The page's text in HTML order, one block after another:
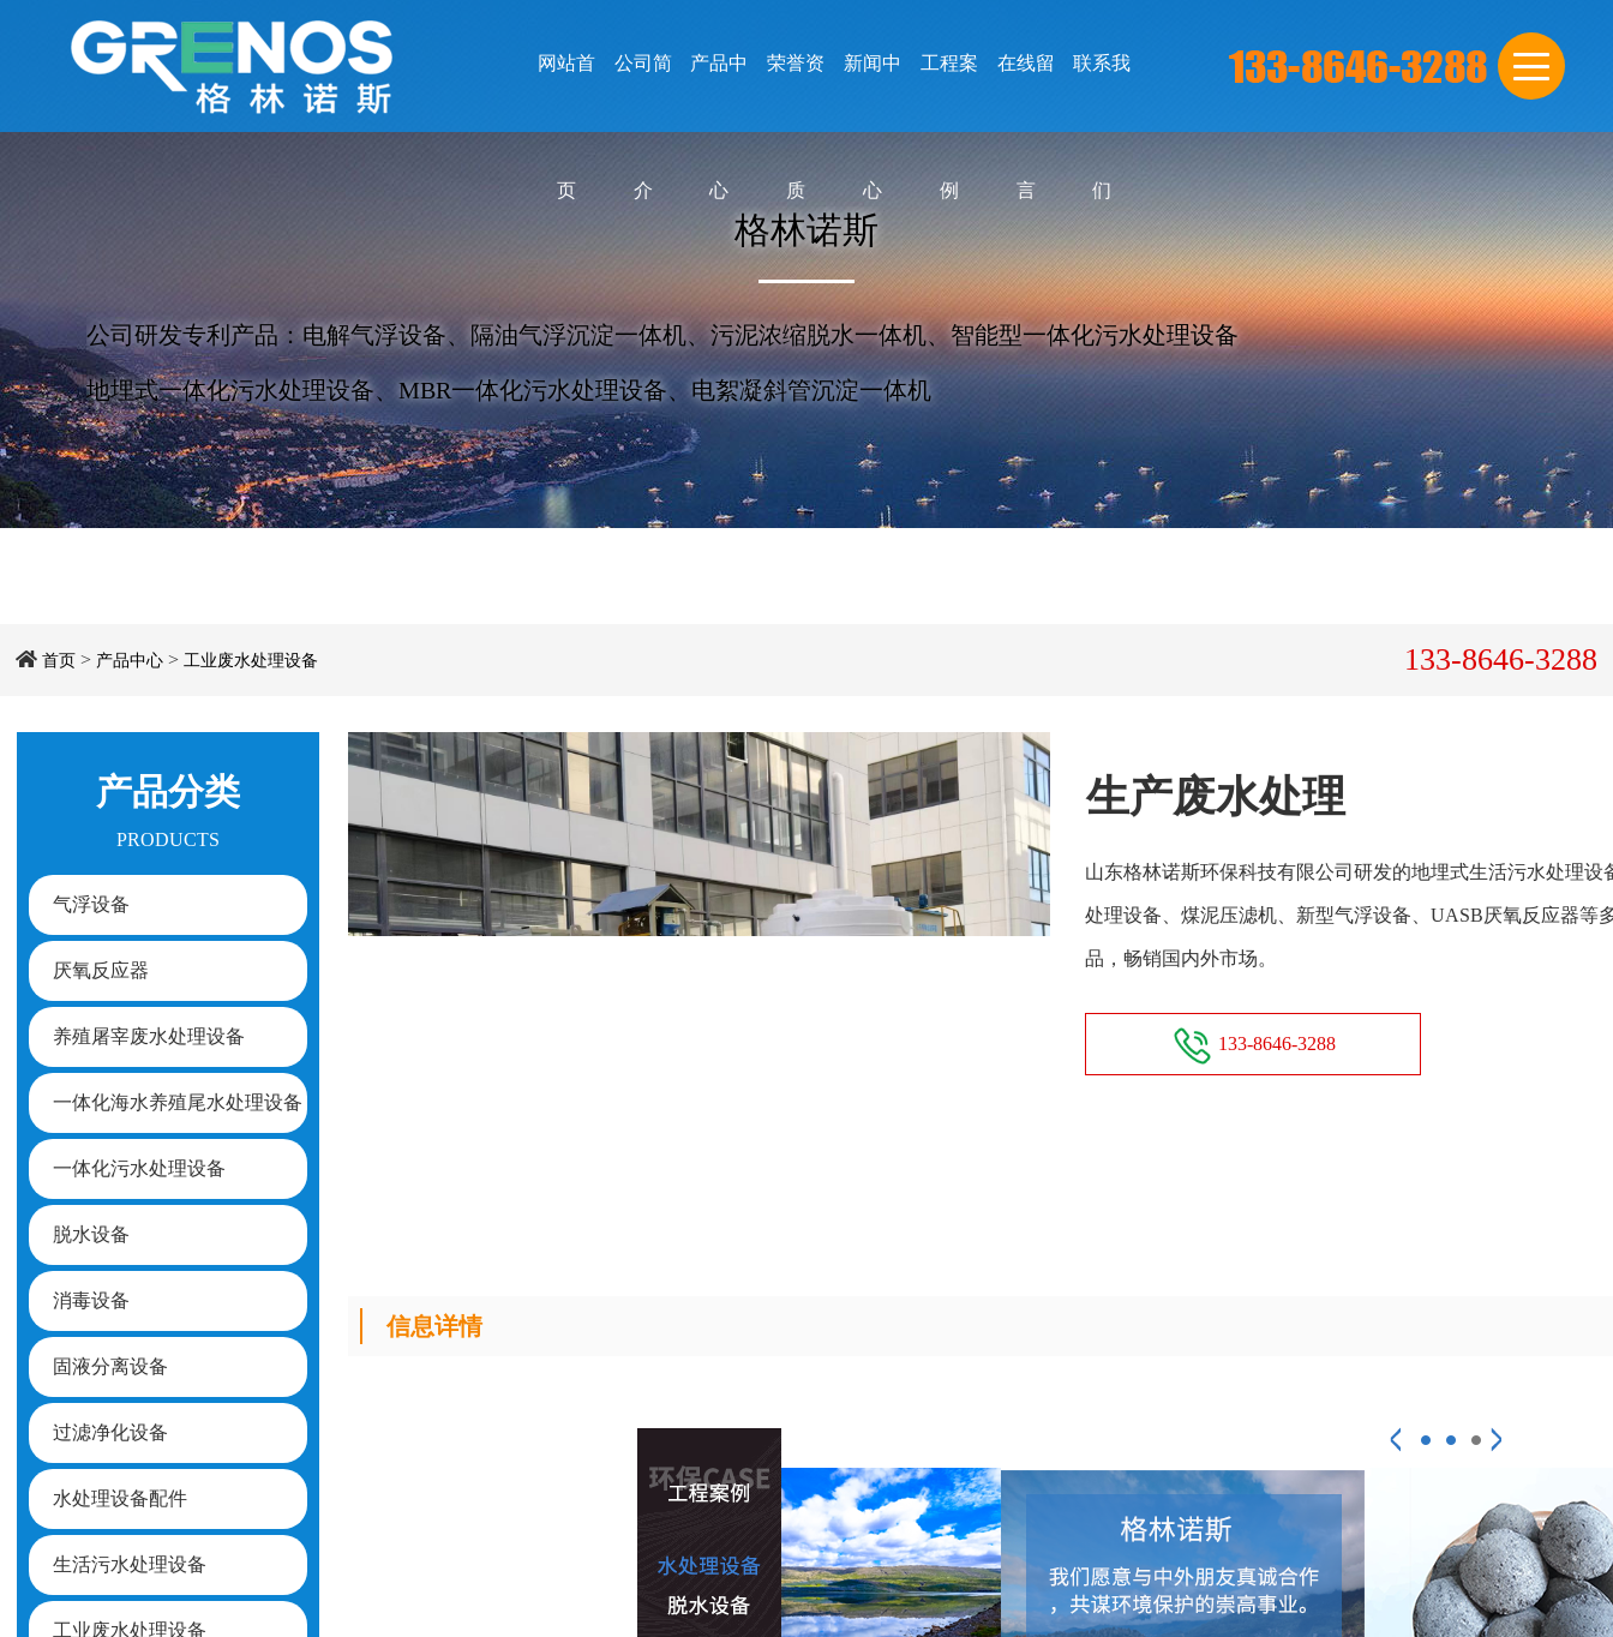
网站首
页
公司简
介
产品中
心
荣誉资
质
新闻中
心
工程案
例
在线留
言
联系我
们
格林诺斯
公司研发专利产品：电解气浮设备、隔油气浮沉淀一体机、污泥浓缩脱水一体机、智能型一体化污水处理设备
地埋式一体化污水处理设备、MBR一体化污水处理设备、电絮凝斜管沉淀一体机
首页 > 产品中心 > 工业废水处理设备 133-8646-3288
产品分类
PRODUCTS
气浮设备
厌氧反应器
养殖屠宰废水处理设备
一体化海水养殖尾水处理设备
一体化污水处理设备
脱水设备
消毒设备
固液分离设备
过滤净化设备
水处理设备配件
生活污水处理设备
工业废水处理设备
生产废水处理
山东格林诺斯环保科技有限公司研发的地埋式生活污水处理设
处理设备、煤泥压滤机、新型气浮设备、UASB厌氧反应器等
品，畅销国内外市场。
133-8646-3288
信息详情